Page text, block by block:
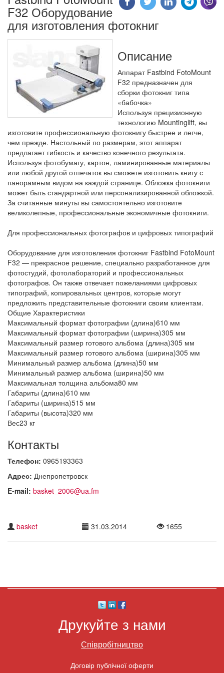
F32 Оборудование
для изготовления фотокниг
Описание
Аппарат Fastbind FotoMount
F32 предназначен для
сборки фотокниг типа
«бабочка»
Используя прецизионную
технологию Mountinglift, вы
изготовите профессиональную фотокнигу быстрее и легче,
чем прежде. Настольный по размерам, этот аппарат
предлагает гибкость и качество конечного результата.
Используя фотобумагу, картон, ламинированные материалы
или любой другой отпечаток вы сможете изготовить книгу с
панорамным видом на каждой странице. Обложка фотокниги
может быть стандартной или персонализированной обложкой.
За считанные минуты вы самостоятельно изготовите
великолепные, профессиональные экономичные фотокниги.
Для профессиональных фотографов и цифровых типографий
Оборудование для изготовления фотокниг Fastbind FotoMount
F32 — прекрасное решение, специально разработанное для
фотостудий, фотолабораторий и профессиональных
фотографов. Он также отвечает пожеланиями цифровых
типографий, копировальных центров, которые могут
предложить представительные фотокниги своим клиентам.
Общие Характеристики
Максимальный формат фотографии (длина)610 мм
Максимальный формат фотографии (ширина)305 мм
Максимальный размер готового альбома (длина)305 мм
Максимальный размер готового альбома (ширина)305 мм
Минимальный размер альбома (длина)50 мм
Минимальный размер альбома (ширина)50 мм
Максимальная толщина альбома80 мм
Габариты (длина)610 мм
Габариты (ширина)515 мм
Габариты (высота)320 мм
Вес23 кг
Контакты
Телефон: 0965193363
Адрес: Днепропетровск
E-mail: basket_2006@ua.fm
basket 31.03.2014 1655
Друкуйте з нами
Співробітництво
Договір публічної оферти